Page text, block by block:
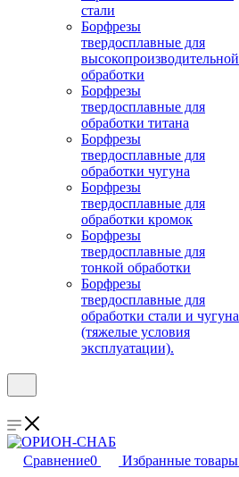
стали
Борфрезы
твердосплавные для
высокопроизводительной
обработки
Борфрезы
твердосплавные для
обработки титана
Борфрезы
твердосплавные для
обработки чугуна
Борфрезы
твердосплавные для
обработки кромок
Борфрезы
твердосплавные для
тонкой обработки
Борфрезы
твердосплавные для
обработки стали и чугуна
(тяжелые условия
эксплуатации).
Сравнение0 Избранные товары